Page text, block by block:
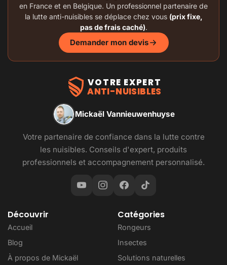
en France et en Belgique. Un professionnel partenaire de
la lutte anti-nuisibles se déplace chez vous (prix fixe,
pas de frais caché).
Demander mon devis
VOTRE EXPERT
ANTI-NUISIBLES
Mickaël Vannieuwenhuyse
Votre partenaire de confiance dans la lutte contre
les nuisibles. Conseils d'expert, produits
professionnels et accompagnement personnalisé.
Découvrir
Accueil
Blog
À propos de Mickaël
Catégories
Rongeurs
Insectes
Solutions naturelles